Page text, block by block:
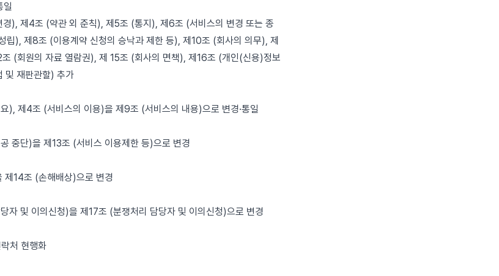
일
), 제4조 (약관 외 준칙), 제5조 (통지), 제6조 (서비스의 변경 또는 종
립), 제8조 (이용계약 신청의 승낙과 제한 등), 제10조 (회사의 의무), 제
(회원의 자료 열람권), 제 15조 (회사의 면책), 제16조 (개인(신용)정보
및 재판관할) 추가
), 제4조 (서비스의 이용)을 제9조 (서비스의 내용)으로 변경·통일
중단)을 제13조 (서비스 이용제한 등)으로 변경
제14조 (손해배상)으로 변경
자 및 이의신청)을 제17조 (분쟁처리 담당자 및 이의신청)으로 변경
처 현행화